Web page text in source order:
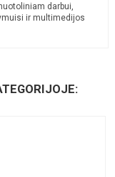
darbui,
ir multimedijos